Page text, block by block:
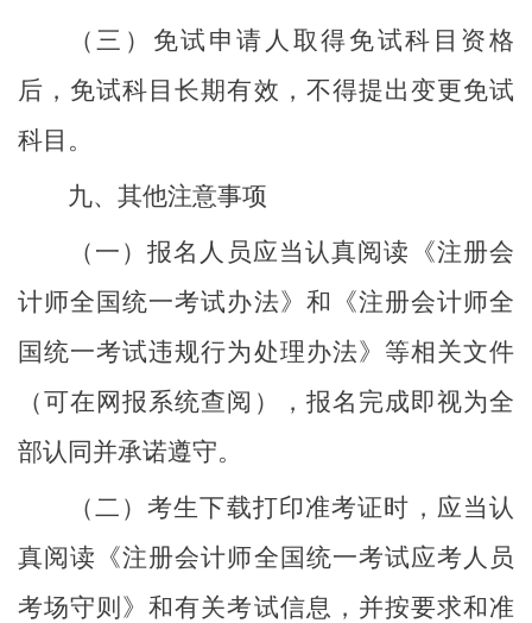
（三）免试申请人取得免试科目资格
后，免试科目长期有效，不得提出变更免试
科目。
九、其他注意事项
（一）报名人员应当认真阅读《注册会
计师全国统一考试办法》和《注册会计师全
国统一考试违规行为处理办法》等相关文件
（可在网报系统查阅），报名完成即视为全
部认同并承诺遵守。
（二）考生下载打印准考证时，应当认
真阅读《注册会计师全国统一考试应考人员
考场守则》和有关考试信息，并按要求和准